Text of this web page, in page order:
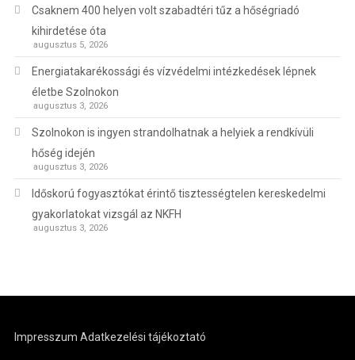
Csaknem 400 helyen volt szabadtéri tűz a hőségriadó
kihirdetése óta
augusztus 5, 2026
Energiatakarékossági és vízvédelmi intézkedések lépnek
életbe Szolnokon
augusztus 3, 2026
Szolnokon is ingyen strandolhatnak a helyiek a rendkívüli
hőség idején
augusztus 3, 2026
Időskorú fogyasztókat érintő tisztességtelen kereskedelmi
gyakorlatokat vizsgál az NKFH
augusztus 3, 2026
Impresszum Adatkezelési tájékoztató